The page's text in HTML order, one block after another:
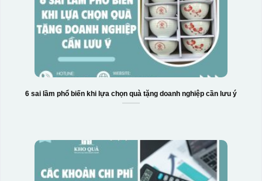
6 sai lầm phổ biến khi lựa chọn quà tặng doanh nghiệp cần lưu ý